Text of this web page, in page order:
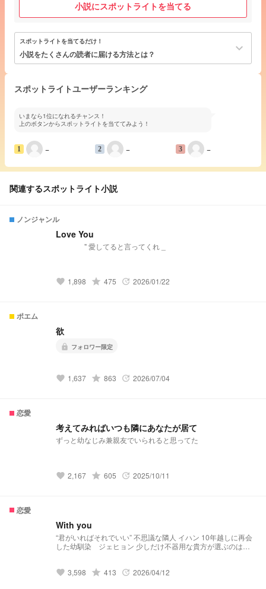
小説にスポットライトを当てる
スポットライトを当てるだけ！
小説をたくさんの読者に届ける方法とは？ keyboard_arrow_down
スポットライトユーザーランキング
いまなら1位になれるチャンス！
上のボタンからスポットライトを当ててみよう！
1 − 2 − 3 −
関連するスポットライト小説
ノンジャンル
Love You
" 愛してると言ってくれ _
favorite 1,898 grade 475 update 2026/01/22
ポエム
欲
lock フォロワー限定
favorite 1,637 grade 863 update 2026/07/04
恋愛
考えてみればいつも隣にあなたが居て
ずっと幼なじみ兼親友でいられると思ってた
favorite 2,167 grade 605 update 2025/10/11
恋愛
With you
“君がいればそれでいい” 不思議な隣人 イハン 10年越しに再会
した幼馴染 ジェヒョン 少しだけ不器用な貴方が選ぶのは？
favorite 3,598 grade 413 update 2026/04/12